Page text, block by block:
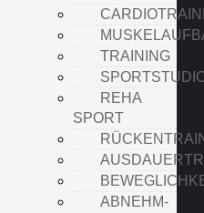
TRAINING
REHA
SPORT
ABNEHM-